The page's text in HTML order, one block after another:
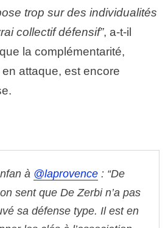
trop sur des individualités
collectif défensif”, a-t-il
la complémentarité,
attaque, est encore
à @laprovence : “De
sent que De Zerbi n’a pas
sa défense type. Il est en